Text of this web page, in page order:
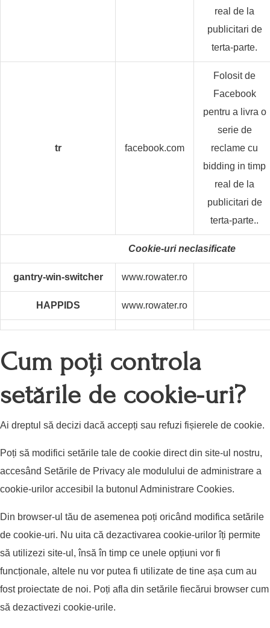
real de la
publicitari de
terta-parte.
tr facebook.com
Folosit de
Facebook
pentru a livra o
serie de
reclame cu
bidding in timp
real de la
publicitari de
terta-parte..
Cookie-uri neclasificate
gantry-win-switcher www.rowater.ro
HAPPIDS www.rowater.ro
Cum poți controla
setările de cookie-uri?
Ai dreptul să decizi dacă accepți sau refuzi fișierele de cookie.
Poți să modifici setările tale de cookie direct din site-ul nostru,
accesând Setările de Privacy ale modulului de administrare a
cookie-urilor accesibil la butonul Administrare Cookies.
Din browser-ul tău de asemenea poți oricând modifica setările
de cookie-uri. Nu uita că dezactivarea cookie-urilor îți permite
să utilizezi site-ul, însă în timp ce unele opțiuni vor fi
funcționale, altele nu vor putea fi utilizate de tine așa cum au
fost proiectate de noi. Poți afla din setările fiecărui browser cum
să dezactivezi cookie-urile.